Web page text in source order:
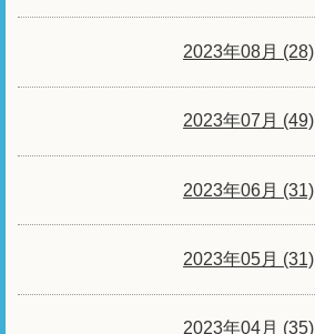
2023年08月 (28)
2023年07月 (49)
2023年06月 (31)
2023年05月 (31)
2023年04月 (35)